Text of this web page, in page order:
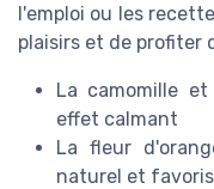
l'emploi ou les
plaisirs et de profiter
La camomille
effet calmant
La fleur
naturel et